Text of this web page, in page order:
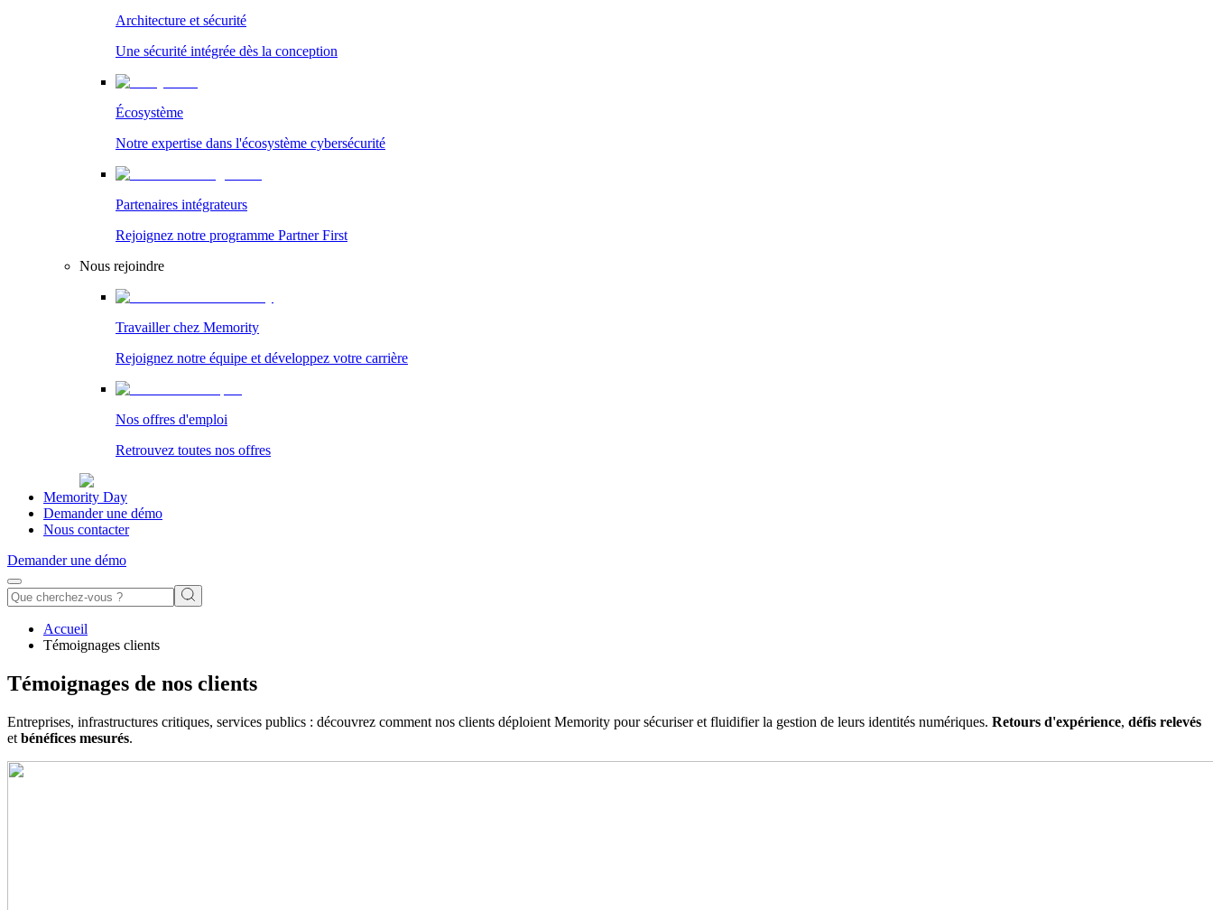
Architecture et sécurité
Une sécurité intégrée dès la conception
Écosystème
Notre expertise dans l'écosystème cybersécurité
Partenaires intégrateurs
Rejoignez notre programme Partner First
Nous rejoindre
Travailler chez Memority
Rejoignez notre équipe et développez votre carrière
Nos offres d'emploi
Retrouvez toutes nos offres
Memority Day
Demander une démo
Nous contacter
Demander une démo
Accueil
Témoignages clients
Témoignages de nos clients
Entreprises, infrastructures critiques, services publics : découvrez comment nos clients déploient Memority pour sécuriser et fluidifier la gestion de leurs identités numériques. Retours d'expérience, défis relevés
et bénéfices mesurés.